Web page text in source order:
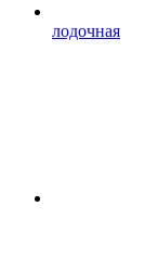
лодочная